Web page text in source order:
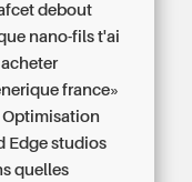
debout
nano-fils t'ai
france»
Optimisation
Edge studios
quelles